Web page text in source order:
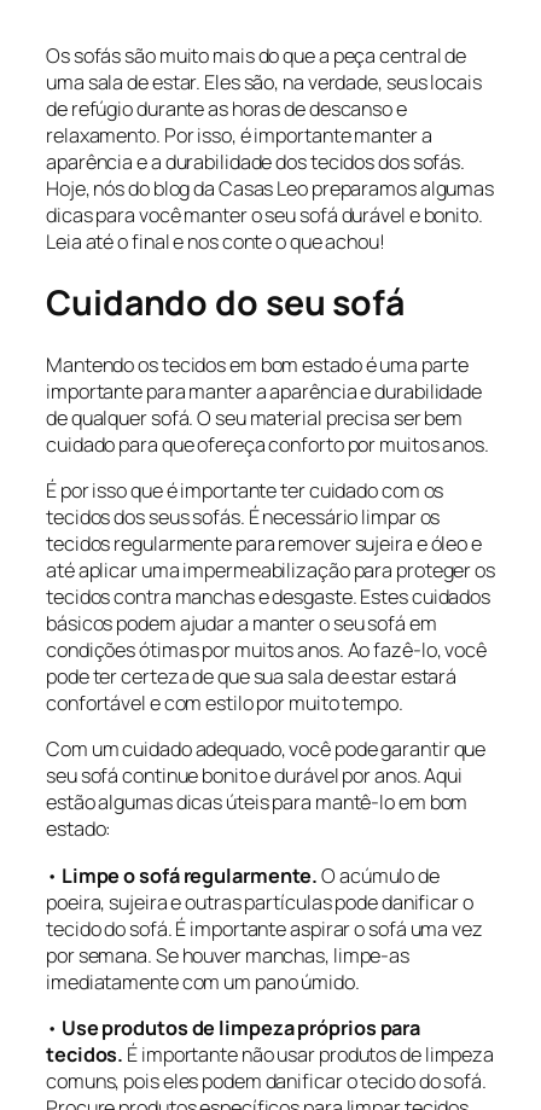
Os sofás são muito mais do que a peça central de
uma sala de estar. Eles são, na verdade, seus locais
de refúgio durante as horas de descanso e
relaxamento. Por isso, é importante manter a
aparência e a durabilidade dos tecidos dos sofás.
Hoje, nós do blog da Casas Leo preparamos algumas
dicas para você manter o seu sofá durável e bonito.
Leia até o final e nos conte o que achou!
Cuidando do seu sofá
Mantendo os tecidos em bom estado é uma parte
importante para manter a aparência e durabilidade
de qualquer sofá. O seu material precisa ser bem
cuidado para que ofereça conforto por muitos anos.
É por isso que é importante ter cuidado com os
tecidos dos seus sofás. É necessário limpar os
tecidos regularmente para remover sujeira e óleo e
até aplicar uma impermeabilização para proteger os
tecidos contra manchas e desgaste. Estes cuidados
básicos podem ajudar a manter o seu sofá em
condições ótimas por muitos anos. Ao fazê-lo, você
pode ter certeza de que sua sala de estar estará
confortável e com estilo por muito tempo.
Com um cuidado adequado, você pode garantir que
seu sofá continue bonito e durável por anos. Aqui
estão algumas dicas úteis para mantê-lo em bom
estado:
• Limpe o sofá regularmente.O acúmulo de
poeira, sujeira e outras partículas pode danificar o
tecido do sofá. É importante aspirar o sofá uma vez
por semana. Se houver manchas, limpe-as
imediatamente com um pano úmido.
• Use produtos de limpeza próprios para
tecidos. É importante não usar produtos de limpeza
comuns, pois eles podem danificar o tecido do sofá.